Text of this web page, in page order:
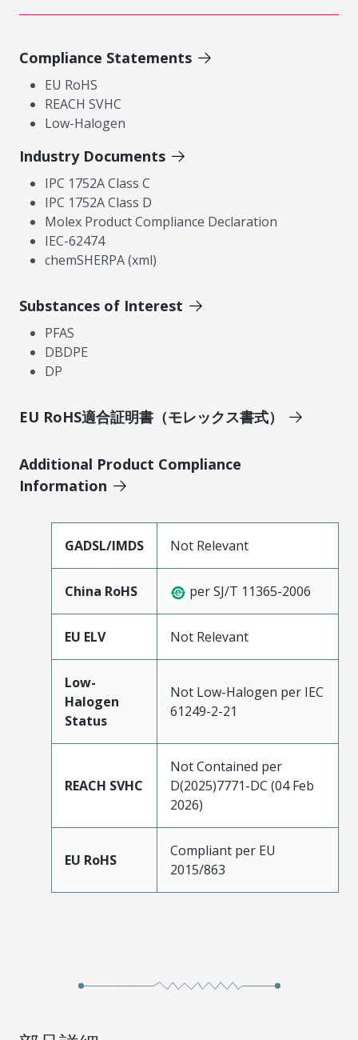
Compliance Statements
EU RoHS
REACH SVHC
Low-Halogen
Industry Documents
IPC 1752A Class C
IPC 1752A Class D
Molex Product Compliance Declaration
IEC-62474
chemSHERPA (xml)
Substances of Interest
PFAS
DBDPE
DP
EU RoHS適合証明書（モレックス書式）
Additional Product Compliance
Information
GADSL/IMDS Not Relevant
China RoHS per SJ/T 11365-2006
EU ELV Not Relevant
Low-
Halogen
Status
Not Low-Halogen per IEC
61249-2-21
REACH SVHC
Not Contained per
D(2025)7771-DC (04 Feb
2026)
EU RoHS
Compliant per EU
2015/863